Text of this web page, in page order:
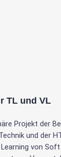
TL und VL
Projekt der
und der
von Soft